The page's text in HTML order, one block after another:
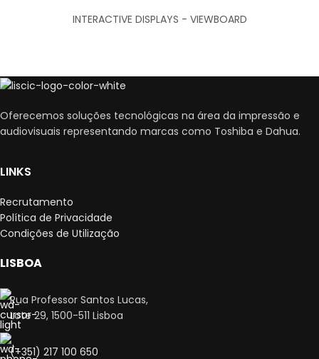
INTERACTIVE DISPLAYS - VIEWBOARD
Oferecemos soluções tecnológicas na área da impressão e
audiovisuais representando marcas como Toshiba e Dahua.
LINKS
Recrutamento
Política de Privacidade
Condições de Utilização
LISBOA
Rua Professor Santos Lucas,
Lote 29, 1500-511 Lisboa
(+351) 217 100 650